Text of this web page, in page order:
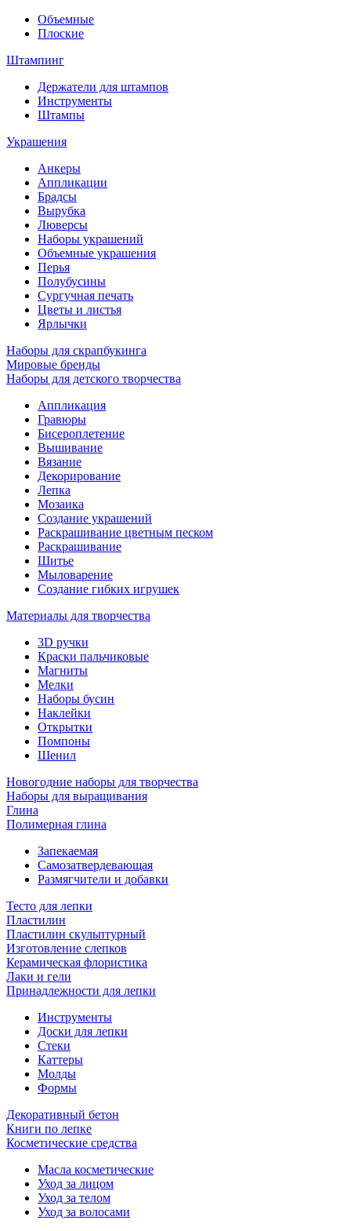
Объемные
Плоские
Штампинг
Держатели для штампов
Инструменты
Штампы
Украшения
Анкеры
Аппликации
Брадсы
Вырубка
Люверсы
Наборы украшений
Объемные украшения
Перья
Полубусины
Сургучная печать
Цветы и листья
Ярлычки
Наборы для скрапбукинга
Мировые бренды
Наборы для детского творчества
Аппликация
Гравюры
Бисероплетение
Вышивание
Вязание
Декорирование
Лепка
Мозаика
Создание украшений
Раскрашивание цветным песком
Раскрашивание
Шитье
Мыловарение
Создание гибких игрушек
Материалы для творчества
3D ручки
Краски пальчиковые
Магниты
Мелки
Наборы бусин
Наклейки
Открытки
Помпоны
Шенил
Новогодние наборы для творчества
Наборы для выращивания
Глина
Полимерная глина
Запекаемая
Самозатвердевающая
Размягчители и добавки
Тесто для лепки
Пластилин
Пластилин скульптурный
Изготовление слепков
Керамическая флористика
Лаки и гели
Принадлежности для лепки
Инструменты
Доски для лепки
Стеки
Каттеры
Молды
Формы
Декоративный бетон
Книги по лепке
Косметические средства
Масла косметические
Уход за лицом
Уход за телом
Уход за волосами